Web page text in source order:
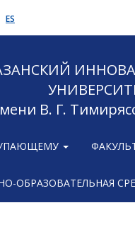
ES
В. Г.
ОБРАЗОВАТЕЛЬНАЯ